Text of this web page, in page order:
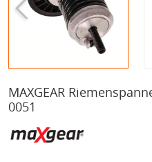
MAXGEAR
0051